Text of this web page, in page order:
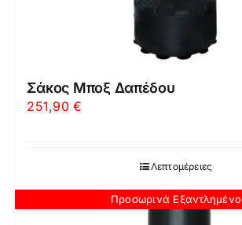
Σάκος Μποξ Δαπέδου
251,90€
Λεπτομέρειες
Προσωρινά Εξαντλημένο